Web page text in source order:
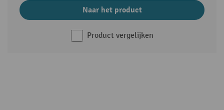
Naar het product
Product vergelijken